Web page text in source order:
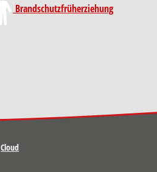
Brand­schutz­früh­erziehung
Cloud